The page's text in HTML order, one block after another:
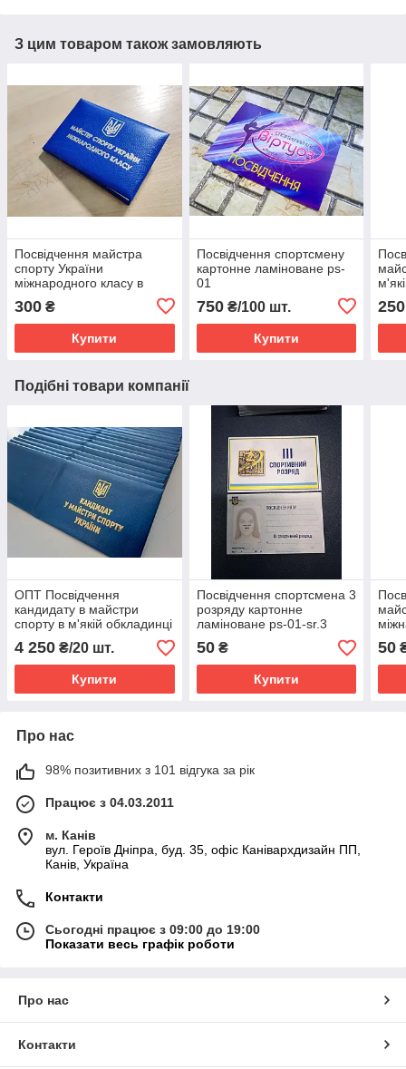
З цим товаром також замовляють
Посвідчення майстра
спорту України
міжнародного класу в
тисненням ps-02-msw
300 ₴
Купити
Посвідчення спортсмену
картонне ламіноване ps-
01
750₴/100 шт.
Купити
250
Подібні товари компанії
ОПТ Посвідчення
кандидату в майстри
спорту в м'якій обкладинці
з тисненням ps-02-kms
4 250 ₴/20 шт.
Купити
Посвідчення спортсмена 3
розряду картонне
ламіноване ps-01-sr.3
50₴
Купити
01-
50
Про нас
98% позитивних з 101 відгука за рік
Працює з 04.03.2011
м. Канів
вул. Героїв Дніпра, буд. 35, офіс Канівархдизайн ПП,
Канів, Україна
Контакти
Сьогодні працює з 09:00 до 19:00
Показати весь графік роботи
Про нас
Контакти